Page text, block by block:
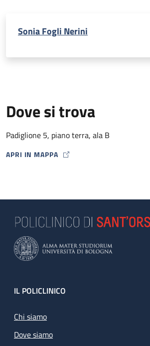
Sonia Fogli Nerini
Dove si trova
Padiglione 5, piano terra, ala B
APRI IN MAPPA
MAP ICON
Footer
IL POLICLINICO
Chi siamo
Dove siamo